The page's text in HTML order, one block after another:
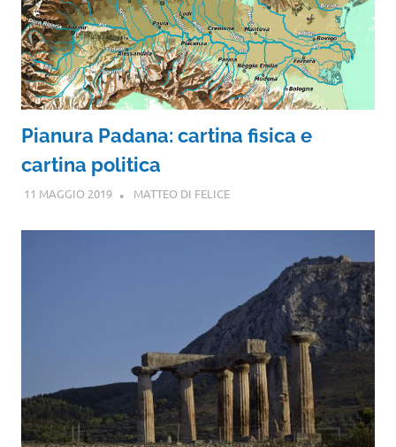
Pianura Padana: cartina fisica e
cartina politica
11 MAGGIO 2019 MATTEO DI FELICE